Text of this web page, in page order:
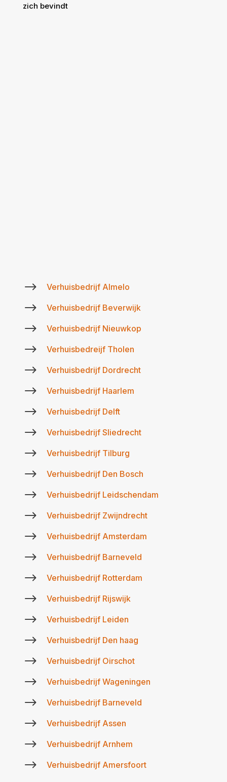
zich bevindt
$ Verhuisbedrijf Almelo
$ Verhuisbedrijf Beverwijk
$ Verhuisbedrijf Nieuwkop
$ Verhuisbedreijf Tholen
$ Verhuisbedrijf Dordrecht
$ Verhuisbedrijf Haarlem
$ Verhuisbedrijf Delft
$ Verhuisbedrijf Sliedrecht
$ Verhuisbedrijf Tilburg
$ Verhuisbedrijf Den Bosch
$ Verhuisbedrijf Leidschendam
$ Verhuisbedrijf Zwijndrecht
$ Verhuisbedrijf Amsterdam
$ Verhuisbedrijf Barneveld
$ Verhuisbedrijf Rotterdam
$ Verhuisbedrijf Rijswijk
$ Verhuisbedrijf Leiden
$ Verhuisbedrijf Den haag
$ Verhuisbedrijf Oirschot
$ Verhuisbedrijf Wageningen
$ Verhuisbedrijf Barneveld
$ Verhuisbedrijf Assen
$ Verhuisbedrijf Arnhem
$ Verhuisbedrijf Amersfoort